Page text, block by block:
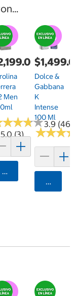
5.0 (3)
Men
★★★★
★★★★3.9 (46)
Agregar
Dolce &
Gabbana
K
Intense
100 Ml
★★★
★★★